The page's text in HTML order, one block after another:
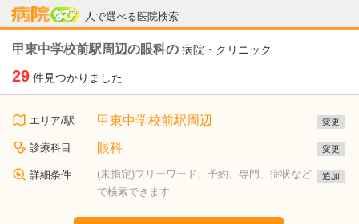
人で選べる医院検索
病院なび
甲東中学校前駅周辺の眼科の 病院・クリニック
29 件見つかりました
エリア/駅 甲東中学校前駅周辺 変更
診療科目 眼科 変更
詳細条件
(未指定)フリーワード、予約、専門、症状など
で検索できます
追加